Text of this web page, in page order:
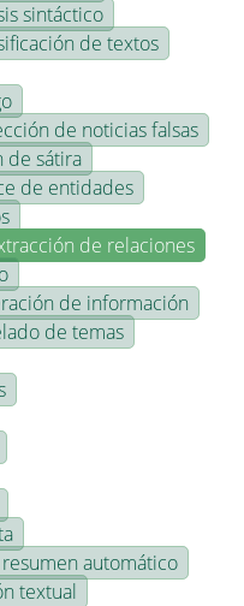
sintáctico
de textos
de noticias falsas
de sátira
de entidades
de relaciones
de información
de temas
resumen automático
textual